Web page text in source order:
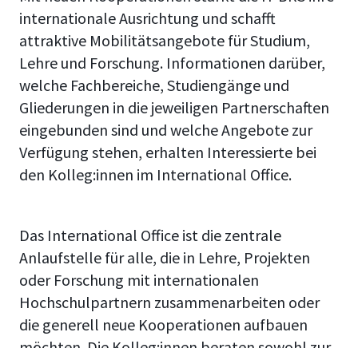
internationale Ausrichtung und schafft
attraktive Mobilitätsangebote für Studium,
Lehre und Forschung. Informationen darüber,
welche Fachbereiche, Studiengänge und
Gliederungen in die jeweiligen Partnerschaften
eingebunden sind und welche Angebote zur
Verfügung stehen, erhalten Interessierte bei
den Kolleg:innen im International Office.
Das International Office ist die zentrale
Anlaufstelle für alle, die in Lehre, Projekten
oder Forschung mit internationalen
Hochschulpartnern zusammenarbeiten oder
die generell neue Kooperationen aufbauen